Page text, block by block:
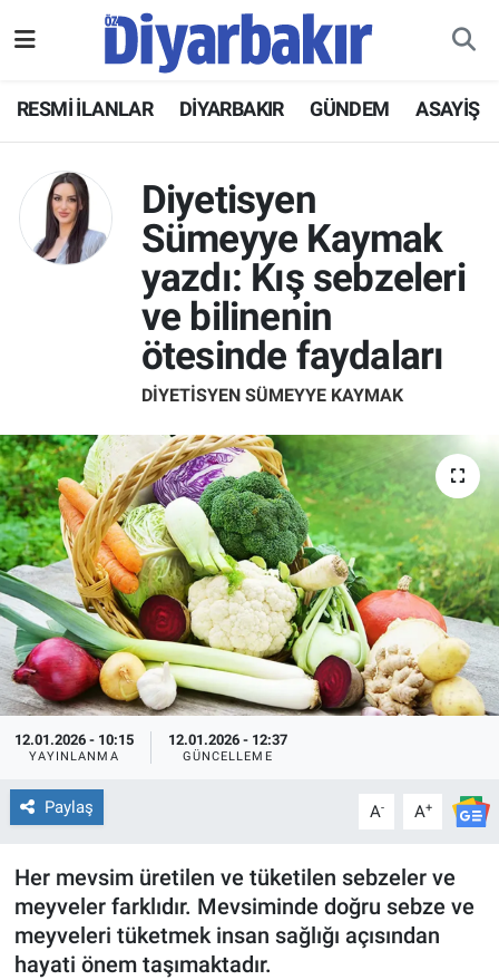
RESMİ İLANLAR DİYARBAKIR GÜNDEM ASAYİŞ
Diyetisyen
Sümeyye Kaymak
yazdı: Kış sebzeleri
ve bilinenin
ötesinde faydaları
DIYETISYEN SÜMEYYE KAYMAK
12.01.2026 - 10:15
YAYINLANMA
12.01.2026 - 12:37
GÜNCELLEME
Paylaş A- A+
Her mevsim üretilen ve tüketilen sebzeler ve
meyveler farklıdır. Mevsiminde doğru sebze ve
meyveleri tüketmek insan sağlığı açısından
hayati önem taşımaktadır.
ASAYİŞ
DİYARBAKIR
EKONOMİ
GÜNDEM
KÜLTÜR SANAT
EĞİTİM
ÖZEL HABER
POLİTİKA
SAĞLIK
SPOR
TEKNOLOJİ
Hava Durumu
Namaz Vakitleri
Trafik Durumu
Süper Lig Puan Durumu ve Fikstür
Tüm Manşetler
Haber Arşivi